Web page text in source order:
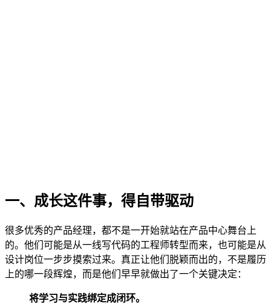
一、成长这件事，得自带驱动
很多优秀的产品经理，都不是一开始就站在产品中心舞台上
的。他们可能是从一线写代码的工程师转型而来，也可能是从
设计岗位一步步摸索过来。真正让他们脱颖而出的，不是履历
上的哪一段辉煌，而是他们早早就做出了一个关键决定：
将学习与实践绑定成闭环。